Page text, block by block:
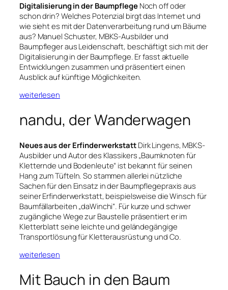
Digitalisierung in der BaumpflegeNoch off oder
schon drin? Welches Potenzial birgt das Internet und
wie sieht es mit der Datenverarbeitung rund um Bäume
aus? Manuel Schuster, MBKS-Ausbilder und
Baumpfleger aus Leidenschaft, beschäftigt sich mit der
Digitalisierung in der Baumpflege. Er fasst aktuelle
Entwicklungen zusammen und präsentiert einen
Ausblick auf künftige Möglichkeiten.
weiterlesen
nandu, der Wanderwagen
Neues aus der ErfinderwerkstattDirk Lingens, MBKS-
Ausbilder und Autor des Klassikers „Baumknoten für
Kletternde und Bodenleute“ ist bekannt für seinen
Hang zum Tüfteln. So stammen allerlei nützliche
Sachen für den Einsatz in der Baumpflegepraxis aus
seiner Erfinderwerkstatt, beispielsweise die Winsch für
Baumfällarbeiten „daWinchi“. Für kurze und schwer
zugängliche Wege zur Baustelle präsentiert er im
Kletterblatt seine leichte und geländegängige
Transportlösung für Kletterausrüstung und Co.
weiterlesen
Mit Bauch in den Baum